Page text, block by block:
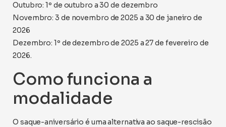
Outubro: 1º de outubro a 30 de dezembro
Novembro: 3 de novembro de 2025 a 30 de janeiro de
2026
Dezembro: 1º de dezembro de 2025 a 27 de fevereiro de
2026.
Como funciona a
modalidade
O saque-aniversário é uma alternativa ao saque-rescisão